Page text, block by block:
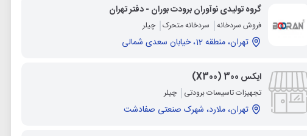
گروه تولیدی نوآوران برودت بوران - دفتر تهران
فروش سردخانه سردخانه متحرک چیلر
تهران، منطقه 12، خیابان سعدی شمالی
ایکس 300 (X300)
تجهیزات تاسیسات برودتی چیلر
تهران، ملارد، شهرک صنعتی صفادشت